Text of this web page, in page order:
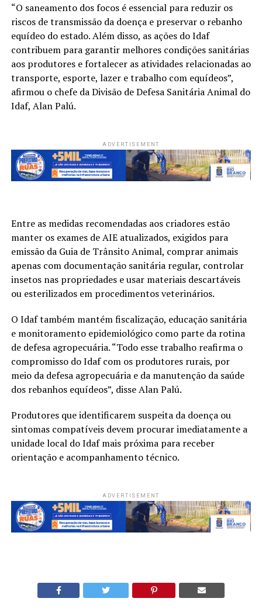
“O saneamento dos focos é essencial para reduzir os
riscos de transmissão da doença e preservar o rebanho
equídeo do estado. Além disso, as ações do Idaf
contribuem para garantir melhores condições sanitárias
aos produtores e fortalecer as atividades relacionadas ao
transporte, esporte, lazer e trabalho com equídeos”,
afirmou o chefe da Divisão de Defesa Sanitária Animal do
Idaf, Alan Palú.
ADVERTISEMENT
Entre as medidas recomendadas aos criadores estão
manter os exames de AIE atualizados, exigidos para
emissão da Guia de Trânsito Animal, comprar animais
apenas com documentação sanitária regular, controlar
insetos nas propriedades e usar materiais descartáveis
ou esterilizados em procedimentos veterinários.
O Idaf também mantém fiscalização, educação sanitária
e monitoramento epidemiológico como parte da rotina
de defesa agropecuária. “Todo esse trabalho reafirma o
compromisso do Idaf com os produtores rurais, por
meio da defesa agropecuária e da manutenção da saúde
dos rebanhos equídeos”, disse Alan Palú.
Produtores que identificarem suspeita da doença ou
sintomas compatíveis devem procurar imediatamente a
unidade local do Idaf mais próxima para receber
orientação e acompanhamento técnico.
ADVERTISEMENT